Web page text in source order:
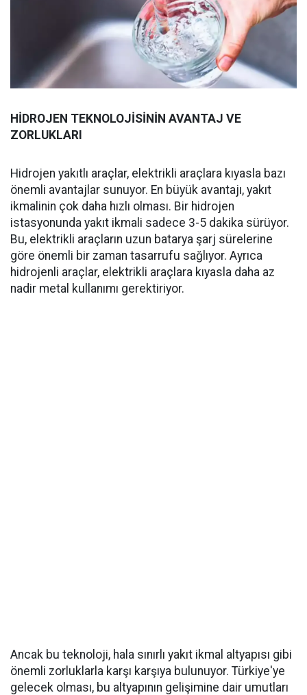
HİDROJEN TEKNOLOJİSİNİN AVANTAJ VE
ZORLUKLARI
Hidrojen yakıtlı araçlar, elektrikli araçlara kıyasla bazı
önemli avantajlar sunuyor. En büyük avantajı, yakıt
ikmalinin çok daha hızlı olması. Bir hidrojen
istasyonunda yakıt ikmali sadece 3-5 dakika sürüyor.
Bu, elektrikli araçların uzun batarya şarj sürelerine
göre önemli bir zaman tasarrufu sağlıyor. Ayrıca
hidrojenli araçlar, elektrikli araçlara kıyasla daha az
nadir metal kullanımı gerektiriyor.
Ancak bu teknoloji, hala sınırlı yakıt ikmal altyapısı gibi
önemli zorluklarla karşı karşıya bulunuyor. Türkiye'ye
gelecek olması, bu altyapının gelişimine dair umutları